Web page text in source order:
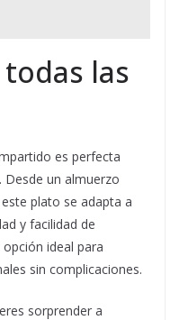
las
es perfecta
un almuerzo
plato se adapta a
y facilidad de
ideal para
sin complicaciones.
sorprender a